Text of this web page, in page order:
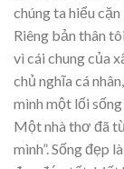
chúng ta hiểu cặn
Riêng bản thân
vì cái chung của
chủ nghĩa cá
mình một lối
Một nhà thơ đã
mình”. Sống đẹp